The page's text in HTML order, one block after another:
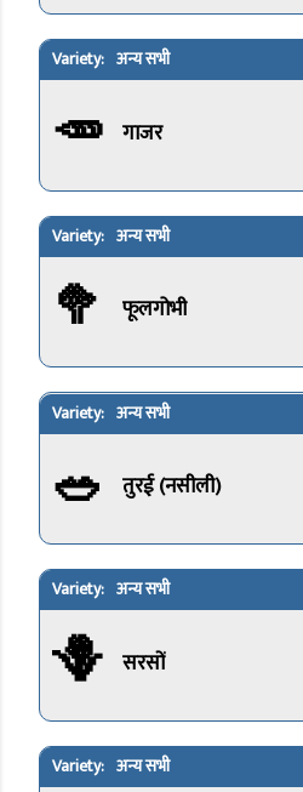
अन्य सभी
🥕 गाजर
अन्य सभी
🥦 फूलगोभी
अन्य सभी
🥗 तुरई (नसीली)
अन्य सभी
🪻 सरसों
अन्य सभी